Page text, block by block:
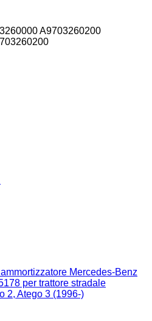
A9703260200
ammortizzatore Mercedes-Benz
per trattore stradale
2, Atego 3 (1996-)